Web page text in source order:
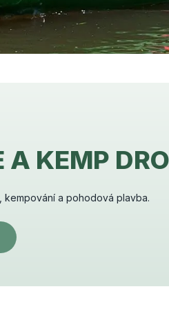
A KEMP
kempování a pohodová plavba.